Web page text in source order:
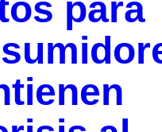
para